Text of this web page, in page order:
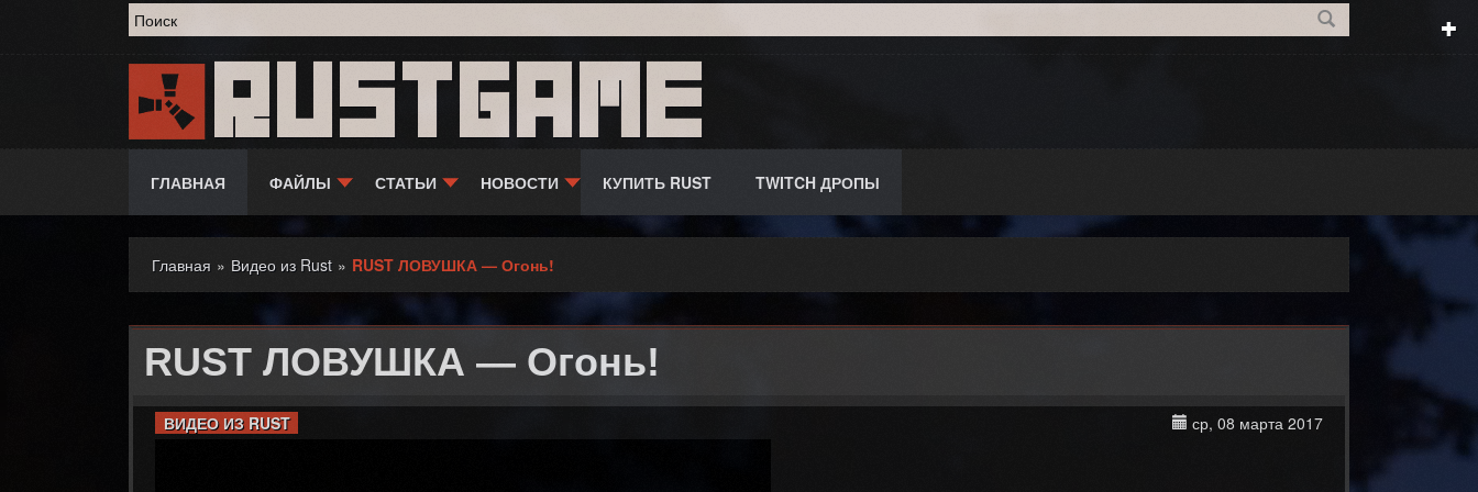
Форма поиска
Rustgame
ГЛАВНАЯ ФАЙЛЫ СТАТЬИ НОВОСТИ КУПИТЬ RUST TWITCH ДРОПЫ
Вы здесь
Главная » Видео из Rust » RUST ЛОВУШКА — Огонь!
RUST ЛОВУШКА — Огонь!
ВИДЕО ИЗ RUST ср, 08 марта 2017